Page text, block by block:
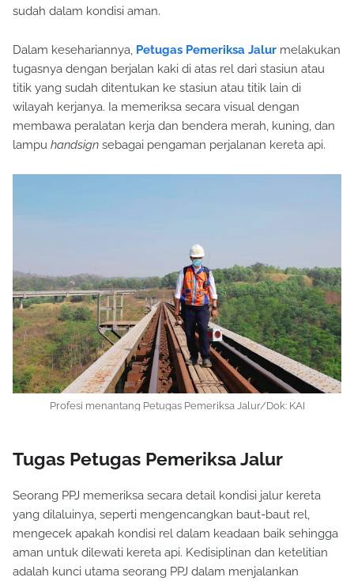
sudah dalam kondisi aman.
Dalam kesehariannya, Petugas Pemeriksa Jalur melakukan
tugasnya dengan berjalan kaki di atas rel dari stasiun atau
titik yang sudah ditentukan ke stasiun atau titik lain di
wilayah kerjanya. Ia memeriksa secara visual dengan
membawa peralatan kerja dan bendera merah, kuning, dan
lampu handsign sebagai pengaman perjalanan kereta api.
Profesi menantang Petugas Pemeriksa Jalur/Dok: KAI
Tugas Petugas Pemeriksa Jalur
Seorang PPJ memeriksa secara detail kondisi jalur kereta
yang dilaluinya, seperti mengencangkan baut-baut rel,
mengecek apakah kondisi rel dalam keadaan baik sehingga
aman untuk dilewati kereta api. Kedisiplinan dan ketelitian
adalah kunci utama seorang PPJ dalam menjalankan